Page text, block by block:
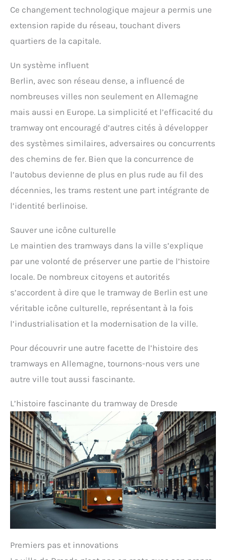
Ce changement technologique majeur a permis une
extension rapide du réseau, touchant divers
quartiers de la capitale.
Un système influent
Berlin, avec son réseau dense, a influencé de
nombreuses villes non seulement en Allemagne
mais aussi en Europe. La simplicité et l’efficacité du
tramway ont encouragé d’autres cités à développer
des systèmes similaires, adversaires ou concurrents
des chemins de fer. Bien que la concurrence de
l’autobus devienne de plus en plus rude au fil des
décennies, les trams restent une part intégrante de
l’identité berlinoise.
Sauver une icône culturelle
Le maintien des tramways dans la ville s’explique
par une volonté de préserver une partie de l’histoire
locale. De nombreux citoyens et autorités
s’accordent à dire que le tramway de Berlin est une
véritable icône culturelle, représentant à la fois
l’industrialisation et la modernisation de la ville.
Pour découvrir une autre facette de l’histoire des
tramways en Allemagne, tournons-nous vers une
autre ville tout aussi fascinante.
L’histoire fascinante du tramway de Dresde
Premiers pas et innovations